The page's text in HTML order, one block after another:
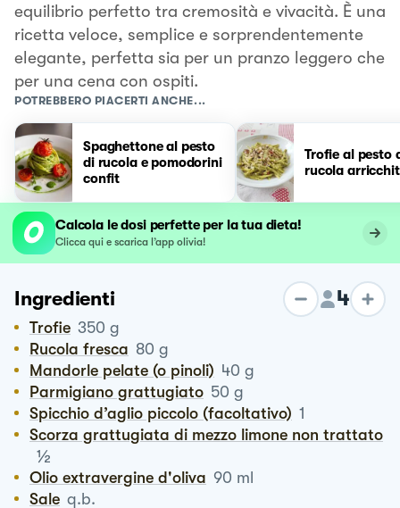
equilibrio perfetto tra cremosità e vivacità. È una
ricetta veloce, semplice e sorprendentemente
elegante, perfetta sia per un pranzo leggero che
per una cena con ospiti.
POTREBBERO PIACERTI ANCHE...
Spaghettone al pesto
di rucola e pomodorini
confit
Trofie al pesto
rucola
Calcola le dosi perfette per la tua dieta!
Clicca qui e scarica l’app olivia!
Ingredienti 4
Trofie 350 g
Rucola fresca 80 g
Mandorle pelate (o pinoli) 40 g
Parmigiano grattugiato 50 g
Spicchio d’aglio piccolo (facoltativo) 1
Scorza grattugiata di mezzo limone non trattato
½
Olio extravergine d'oliva 90 ml
Sale q.b.